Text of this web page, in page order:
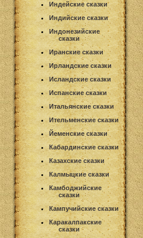
Индейские сказки
Индийские сказки
Индонезийские
сказки
Иранские сказки
Ирландские сказки
Исландские сказки
Испанские сказки
Итальянские сказки
Ительменские сказки
Йеменские сказки
Кабардинские сказки
Казахские сказки
Калмыцкие сказки
Камбоджийские
сказки
Кампучийские сказки
Каракалпакские
сказки